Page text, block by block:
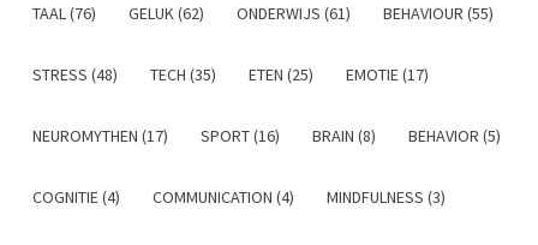
TAAL (76) GELUK (62) ONDERWIJS (61) BEHAVIOUR (55)
STRESS (48) TECH (35) ETEN (25) EMOTIE (17)
NEUROMYTHEN (17) SPORT (16) BRAIN (8) BEHAVIOR (5)
COGNITIE (4) COMMUNICATION (4) MINDFULNESS (3)